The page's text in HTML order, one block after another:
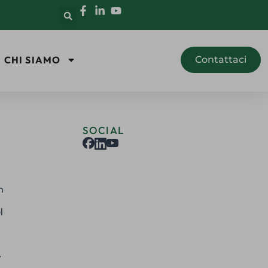
CHI SIAMO Contattaci
SOCIAL